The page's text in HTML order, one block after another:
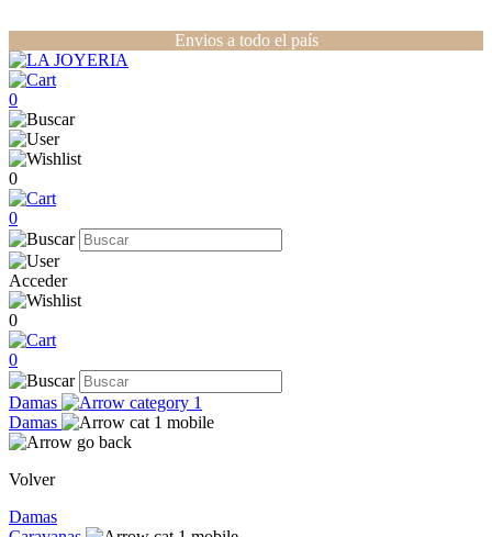
Envios a todo el país
0
0
0
Acceder
0
0
Damas
Damas
Volver
Damas